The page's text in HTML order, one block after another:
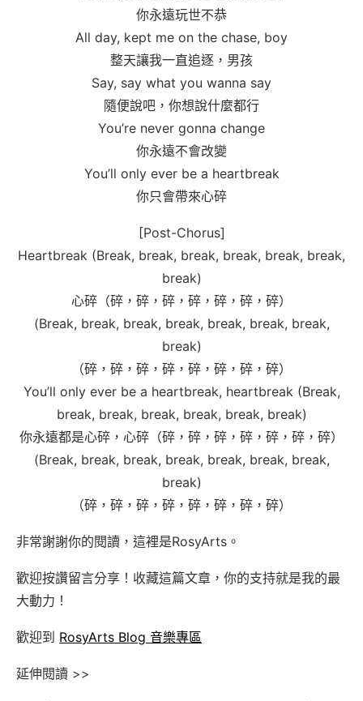
你永遠玩世不恭
All day, kept me on the chase, boy
整天讓我一直追逐，男孩
Say, say what you wanna say
隨便說吧，你想說什麼都行
You’re never gonna change
你永遠不會改變
You’ll only ever be a heartbreak
你只會帶來心碎
[Post-Chorus]
Heartbreak (Break, break, break, break, break, break,
break)
心碎（碎，碎，碎，碎，碎，碎，碎）
(Break, break, break, break, break, break, break,
break)
（碎，碎，碎，碎，碎，碎，碎，碎）
You’ll only ever be a heartbreak, heartbreak (Break,
break, break, break, break, break, break)
你永遠都是心碎，心碎（碎，碎，碎，碎，碎，碎，碎）
(Break, break, break, break, break, break, break,
break)
（碎，碎，碎，碎，碎，碎，碎，碎）
非常謝謝你的閱讀，這裡是RosyArts。
歡迎按讚留言分享！收藏這篇文章，你的支持就是我的最
大動力！
歡迎到 RosyArts Blog 音樂專區
延伸閱讀 >>